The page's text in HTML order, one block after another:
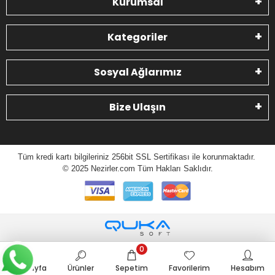
Kategoriler
Sosyal Ağlarımız
Bize Ulaşın
Tüm kredi kartı bilgileriniz 256bit SSL Sertifikası ile korunmaktadır.
© 2025 Nezirler.com Tüm Hakları Saklıdır.
Anasayfa Ürünler Sepetim
0
Favorilerim
Hesabım